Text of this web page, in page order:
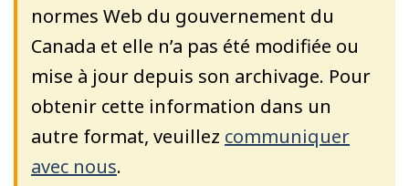
normes Web du gouvernement du
Canada et elle n’a pas été modifiée ou
mise à jour depuis son archivage. Pour
obtenir cette information dans un
autre format, veuillez communiquer
avec nous.